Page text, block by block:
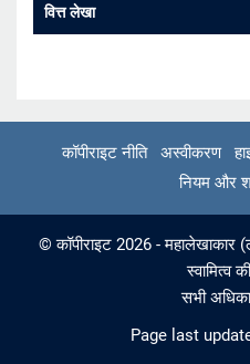
वित्त लेखा
कॉपीराइट नीति अस्वीकरण
नियम और
© कॉपीराइट 2026 - महालेखाकार
स्वामित्व
सभी
Page last